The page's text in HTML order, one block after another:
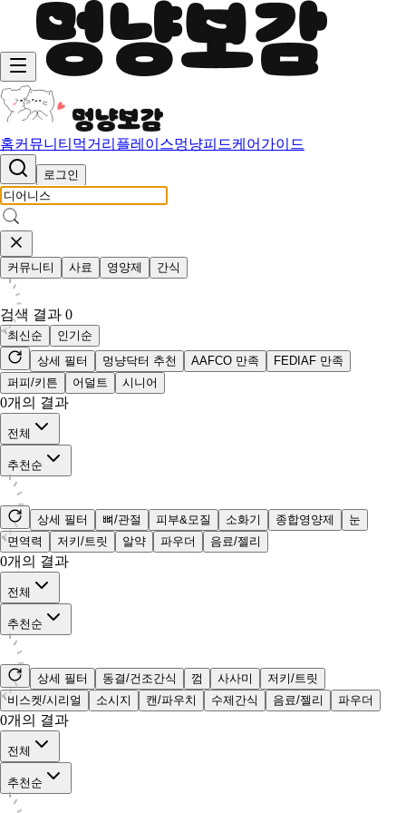
홈커뮤니티 먹거리 플레이스멍냥피드케어가이드
로그인
커뮤니티 사료 영양제 간식
검색 결과 0
최신순
인기순
상세 필터
멍냥닥터 추천 AAFCO 만족
FEDIAF 만족
퍼피/키튼
어덜트 시니어
0개의 결과
전체
추천순
상세 필터 뼈/관절 피부&모질 소화기 종합영양제
눈
면역력
저키/트릿 알약 파우더 음료/젤리
0개의 결과
전체
추천순
상세 필터 동결/건조간식 껌 사사미
저키/트릿
비스켓/시리얼
소시지 캔/파우치 수제간식 음료/젤리 파우더
0개의 결과
전체
추천순